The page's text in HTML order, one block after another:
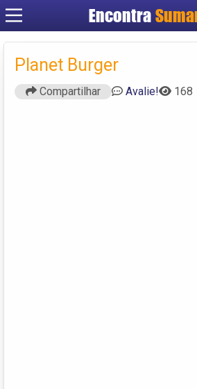
Encontra
Cadastrar
Planet Burger
Compartilhar Avalie! 168